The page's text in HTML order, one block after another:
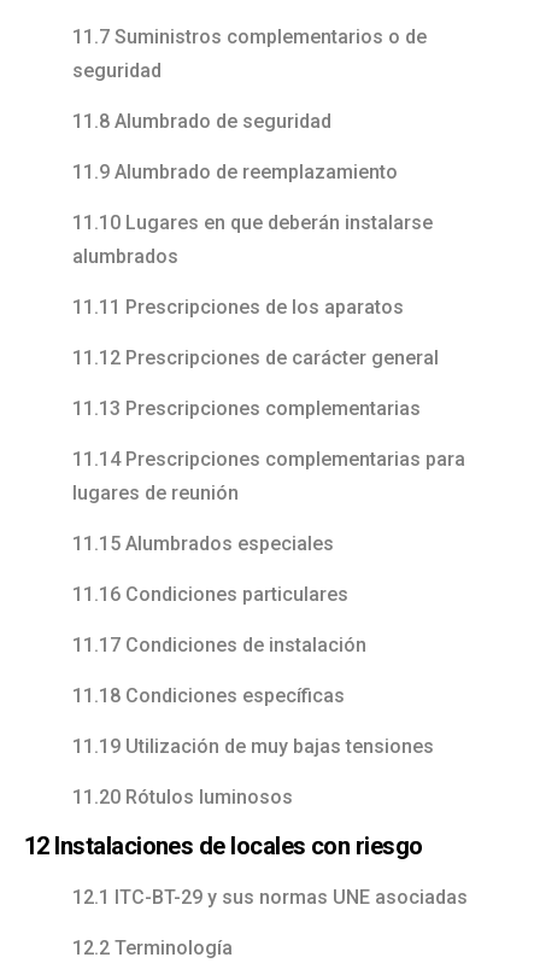
11.7 Suministros complementarios o de
seguridad
11.8 Alumbrado de seguridad
11.9 Alumbrado de reemplazamiento
11.10 Lugares en que deberán instalarse
alumbrados
11.11 Prescripciones de los aparatos
11.12 Prescripciones de carácter general
11.13 Prescripciones complementarias
11.14 Prescripciones complementarias para
lugares de reunión
11.15 Alumbrados especiales
11.16 Condiciones particulares
11.17 Condiciones de instalación
11.18 Condiciones específicas
11.19 Utilización de muy bajas tensiones
11.20 Rótulos luminosos
12 Instalaciones de locales con riesgo
12.1 ITC-BT-29 y sus normas UNE asociadas
12.2 Terminología